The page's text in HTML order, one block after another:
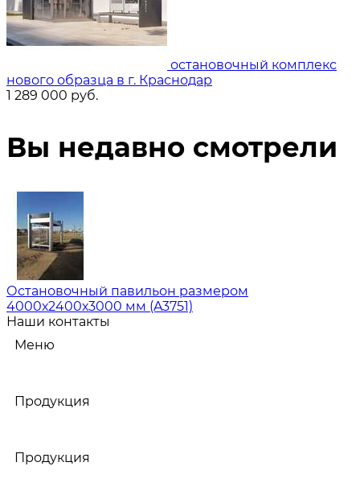
остановочный комплекс
нового образца в г. Краснодар
1 289 000 руб.
Вы недавно смотрели
Остановочный павильон размером
4000х2400х3000 мм (A3751)
Наши контакты
Меню
Продукция
Продукция